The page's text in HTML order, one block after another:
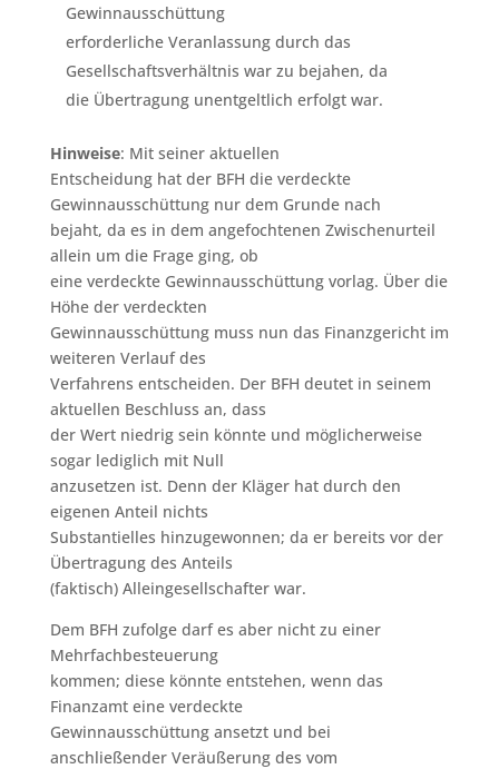
Gewinnausschüttung
erforderliche Veranlassung durch das
Gesellschaftsverhältnis war zu bejahen, da
die Übertragung unentgeltlich erfolgt war.
Hinweise: Mit seiner aktuellen
Entscheidung hat der BFH die verdeckte
Gewinnausschüttung nur dem Grunde nach
bejaht, da es in dem angefochtenen Zwischenurteil
allein um die Frage ging, ob
eine verdeckte Gewinnausschüttung vorlag. Über die
Höhe der verdeckten
Gewinnausschüttung muss nun das Finanzgericht im
weiteren Verlauf des
Verfahrens entscheiden. Der BFH deutet in seinem
aktuellen Beschluss an, dass
der Wert niedrig sein könnte und möglicherweise
sogar lediglich mit Null
anzusetzen ist. Denn der Kläger hat durch den
eigenen Anteil nichts
Substantielles hinzugewonnen; da er bereits vor der
Übertragung des Anteils
(faktisch) Alleingesellschafter war.
Dem BFH zufolge darf es aber nicht zu einer
Mehrfachbesteuerung
kommen; diese könnte entstehen, wenn das
Finanzamt eine verdeckte
Gewinnausschüttung ansetzt und bei
anschließender Veräußerung des vom